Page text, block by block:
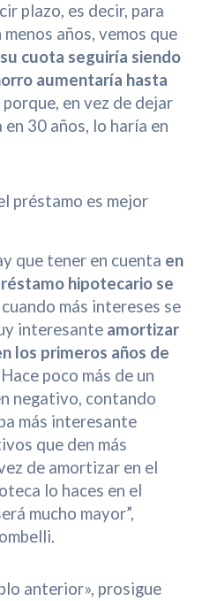
plazo, es decir, para
años, vemos que
su cuota seguiría siendo
aumentaría hasta
en vez de dejar
30 años, lo haría en
préstamo es mejor
que tener en cuenta en
hipotecario se
más intereses se
interesante amortizar
los primeros años de
Hace poco más de un
negativo, contando
más interesante
que den más
de amortizar en el
lo haces en el
mucho mayor”,
anterior», prosigue